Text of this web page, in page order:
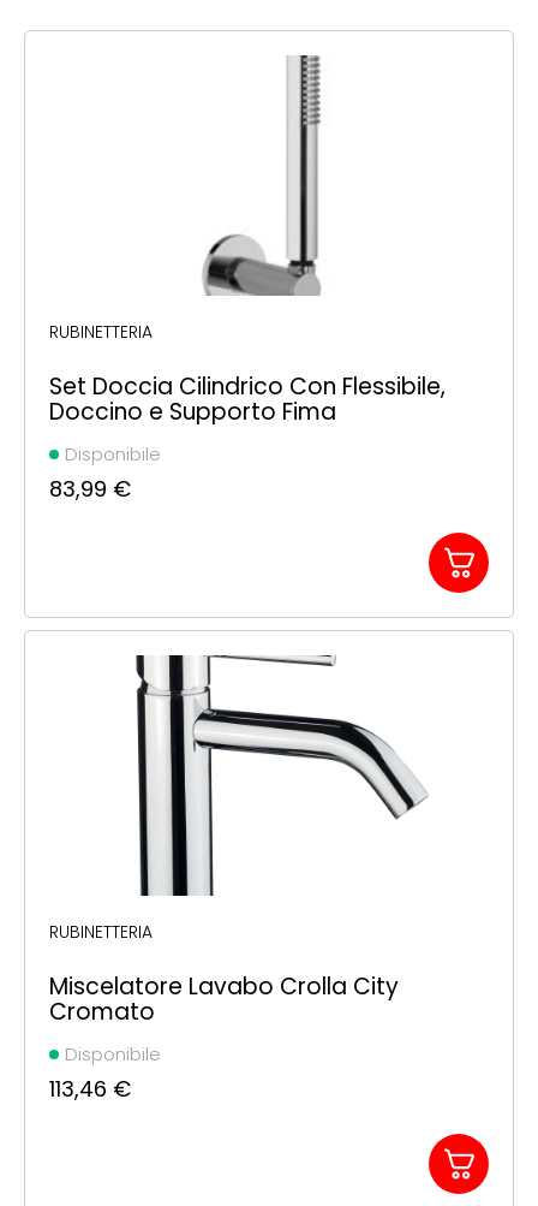
RUBINETTERIA
Set Doccia Cilindrico Con Flessibile,
Doccino e Supporto Fima
Disponibile
83,99 €
RUBINETTERIA
Miscelatore Lavabo Crolla City
Cromato
Disponibile
113,46 €